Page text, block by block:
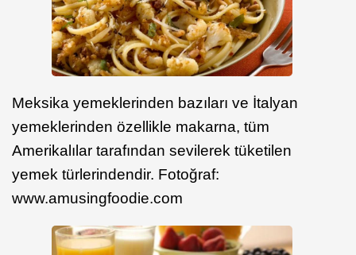
Meksika yemeklerinden bazıları ve İtalyan
yemeklerinden özellikle makarna, tüm
Amerikalılar tarafından sevilerek tüketilen
yemek türlerindendir. Fotoğraf:
www.amusingfoodie.com